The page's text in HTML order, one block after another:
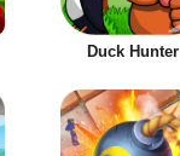
Duck Hunter